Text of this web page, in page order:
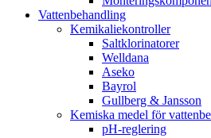
Vattenbehandling
Kemikaliekontroller
Saltklorinatorer
Welldana
Aseko
Bayrol
Gullberg & Jansson
Kemiska medel för
pH-reglering